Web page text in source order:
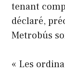
tenant
déclaré,
Metrobús
« Les